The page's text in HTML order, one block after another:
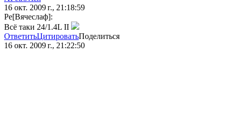
16 окт. 2009 г., 21:18:59
Ре[Вячеслаф]:
Всё таки 24/1.4L II
ОтветитьЦитироватьПоделиться
16 окт. 2009 г., 21:22:50